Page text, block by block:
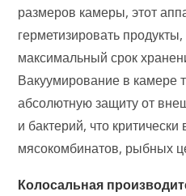
размеров камеры, этот
герметизировать
максимальный срок
Вакуумирование в камере
абсолютную защиту от
и бактерий, что
мясокомбинатов, рыбных
Колосальная